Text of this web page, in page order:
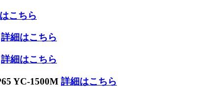
こちら
詳細はこちら
詳細はこちら
YC-1500M 詳細はこちら